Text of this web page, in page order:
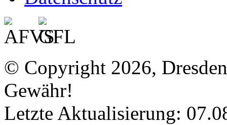
© Copyright 2026,
Gewähr!
Letzte Aktualisierung: